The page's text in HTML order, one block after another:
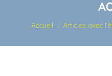
Vous êtes ici :
Accueil Articles avec